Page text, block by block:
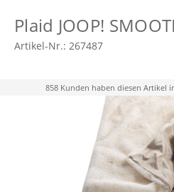
Plaid JOOP!
Artikel-Nr.: 267487
858 Kunden haben diesen Artikel